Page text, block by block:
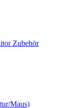
Zubehör
Maus)